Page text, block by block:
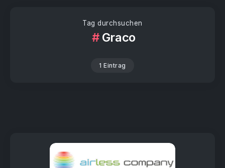
Tag durchsuchen
Graco
1 Eintrag